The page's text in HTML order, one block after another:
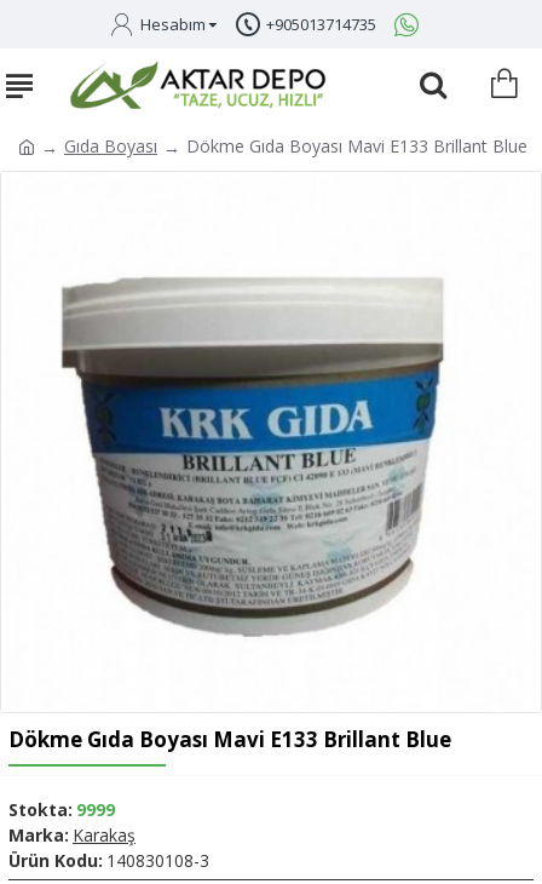
Hesabım +905013714735
Gıda Boyası Dökme Gıda Boyası Mavi E133 Brillant Blue
Dökme Gıda Boyası Mavi E133 Brillant Blue
Stokta: 9999
Marka: Karakaş
Ürün Kodu: 140830108-3